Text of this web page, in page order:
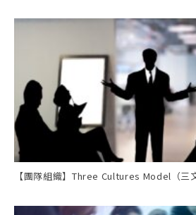
【團隊組織】Three Cultures Model（三